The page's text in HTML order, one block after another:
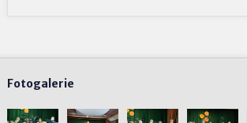
Fotogalerie